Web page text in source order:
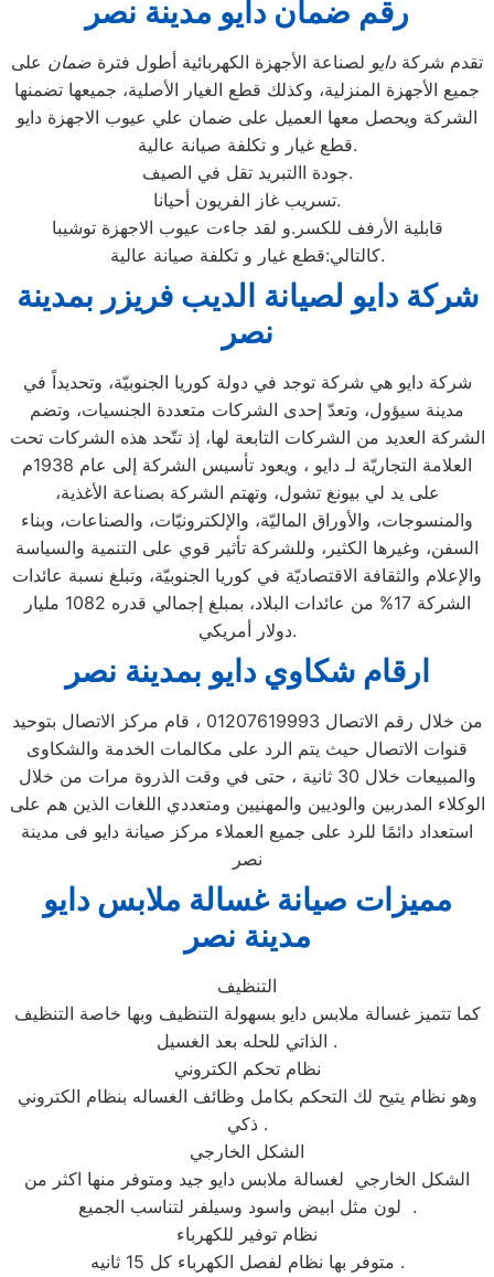
رقم ضمان دايو مدينة نصر
تقدم شركة دايو لصناعة الأجهزة الكهربائية أطول فترة ضمان على
جميع الأجهزة المنزلية، وكذلك قطع الغيار الأصلية، جميعها تضمنها
الشركة ويحصل معها العميل على ضمان علي عيوب الاجهزة دايو
قطع غيار و تكلفة صيانة عالية.
جودة االتبريد تقل في الصيف.
تسريب غاز الفريون أحيانا.
قابلية الأرفف للكسر.و لقد جاءت عيوب الاجهزة توشيبا
كالتالي:قطع غيار و تكلفة صيانة عالية.
شركة دايو لصيانة الديب فريزر بمدينة
نصر
شركة دايو هي شركة توجد في دولة كوريا الجنوبيّة، وتحديداً في
مدينة سيؤول، وتعدّ إحدى الشركات متعددة الجنسيات، وتضم
الشركة العديد من الشركات التابعة لها، إذ تتّحد هذه الشركات تحت
العلامة التجاريّة لـ دايو ، ويعود تأسيس الشركة إلى عام 1938م
على يد لي بيونغ تشول، وتهتم الشركة بصناعة الأغذية،
والمنسوجات، والأوراق الماليّة، والإلكترونيّات، والصناعات، وبناء
السفن، وغيرها الكثير، وللشركة تأثير قوي على التنمية والسياسة
والإعلام والثقافة الاقتصاديّة في كوريا الجنوبيّة، وتبلغ نسبة عائدات
الشركة 17% من عائدات البلاد، بمبلغ إجمالي قدره 1082 مليار
دولار أمريكي.
ارقام شكاوي دايو بمدينة نصر
من خلال رقم الاتصال 01207619993 ، قام مركز الاتصال بتوحيد
قنوات الاتصال حيث يتم الرد على مكالمات الخدمة والشكاوى
والمبيعات خلال 30 ثانية ، حتى في وقت الذروة مرات من خلال
الوكلاء المدربين والوديين والمهنيين ومتعددي اللغات الذين هم على
استعداد دائمًا للرد على جميع العملاء مركز صيانة دايو فى مدينة
نصر
مميزات صيانة غسالة ملابس دايو
مدينة نصر
التنظيف
كما تتميز غسالة ملابس دايو بسهولة التنظيف وبها خاصة التنظيف
الذاتي للحله بعد الغسيل .
نظام تحكم الكتروني
وهو نظام يتيح لك التحكم بكامل وظائف الغساله بنظام الكتروني
ذكي .
الشكل الخارجي
الشكل الخارجي لغسالة ملابس دايو جيد ومتوفر منها اكثر من
لون مثل ابيض واسود وسيلفر لتناسب الجميع .
نظام توفير للكهرباء
متوفر بها نظام لفصل الكهرباء كل 15 ثانيه .